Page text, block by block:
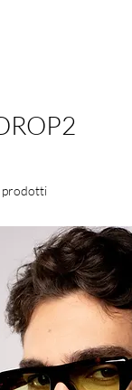
prodotti